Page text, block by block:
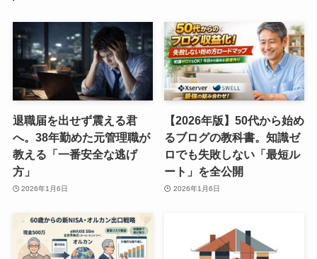
退職届を出せず震える君
へ。38年勤めた元管理職が
教える「一番安全な逃げ
方」
2026年1月6日
【2026年版】50代から始め
るブログの教科書。知識ゼ
ロでも失敗しない「最短ル
ート」を全公開
2026年1月6日